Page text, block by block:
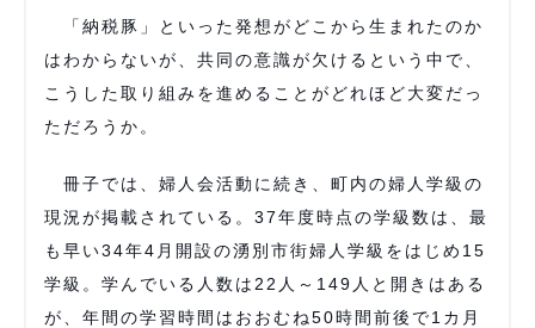
「納税豚」といった発想がどこから生まれたのか
はわからないが、共同の意識が欠けるという中で、
こうした取り組みを進めることがどれほど大変だっ
ただろうか。
冊子では、婦人会活動に続き、町内の婦人学級の
現況が掲載されている。37年度時点の学級数は、最
も早い34年4月開設の湧別市街婦人学級をはじめ15
学級。学んでいる人数は22人～149人と開きはある
が、年間の学習時間はおおむね50時間前後で1カ月